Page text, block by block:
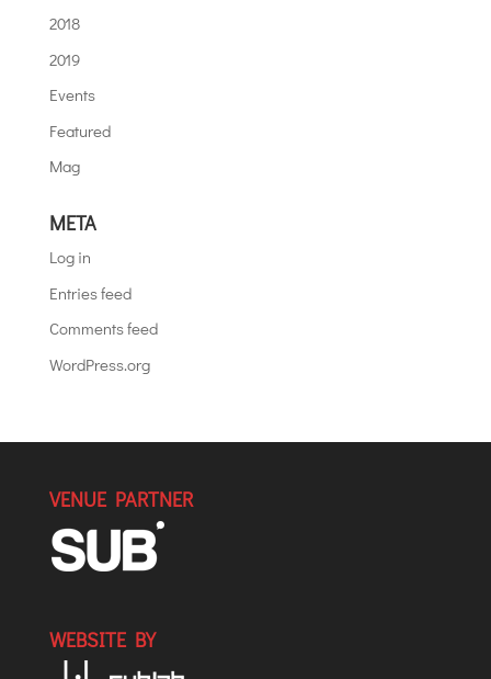
2018
2019
Events
Featured
Mag
META
Log in
Entries feed
Comments feed
WordPress.org
VENUE PARTNER
WEBSITE BY